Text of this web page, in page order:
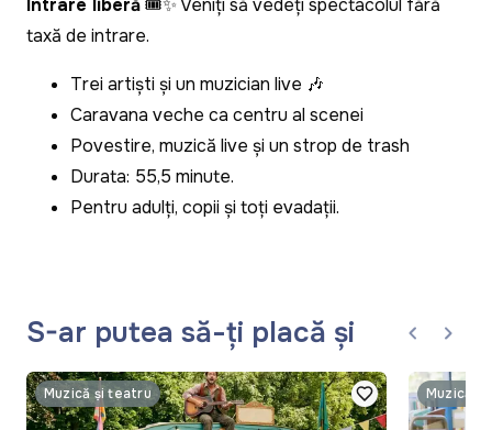
Intrare liberă🎟️✨ Veniți să vedeți spectacolul fără
taxă de intrare.
Trei artiști și un muzician live 🎶
Caravana veche ca centru al scenei
Povestire, muzică live și un strop de trash
Durata: 55,5 minute.
Pentru adulți, copii și toți evadații.
S-ar putea să-ți placă și
Muzică și teatru Muzică